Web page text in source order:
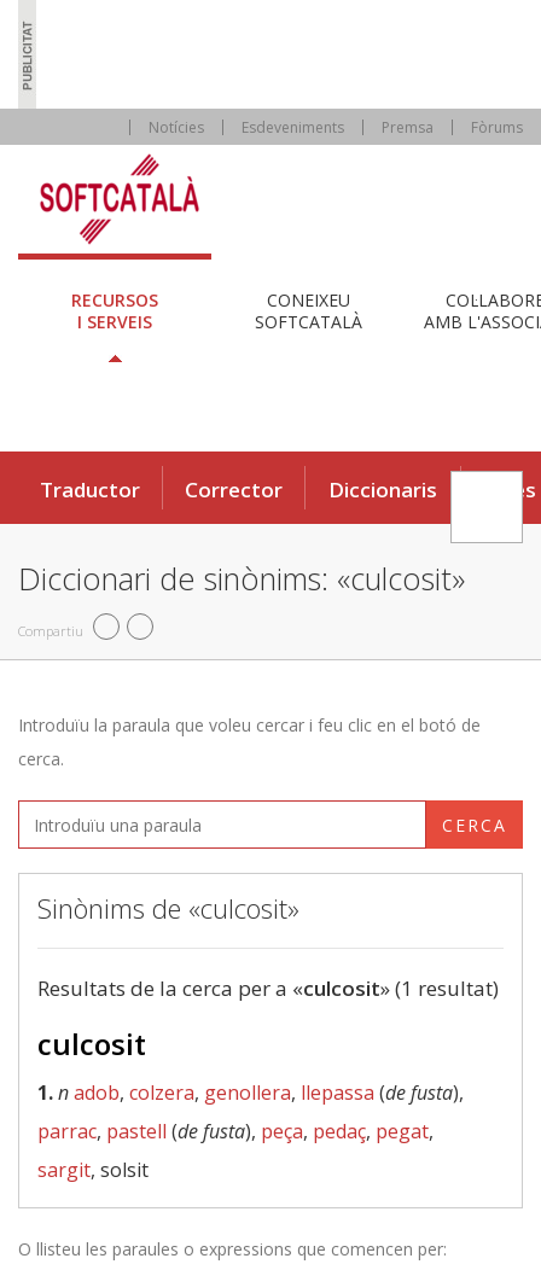
Notícies Esdeveniments Premsa Fòrums
RECURSOS
I SERVEIS
CONEIXEU
SOFTCATALÀ
AMB
Traductor Corrector Diccionaris Eines
Diccionari de sinònims: «culcosit»
Compartiu
Introduïu la paraula que voleu cercar i feu clic en el botó de
cerca.
CERCA
Sinònims de «culcosit»
Resultats de la cerca per a «culcosit» (1 resultat)
culcosit
1.nadob, colzera, genollera, llepassa (de fusta),
parrac, pastell (de fusta), peça, pedaç, pegat,
sargit, solsit
O llisteu les paraules o expressions que comencen per: